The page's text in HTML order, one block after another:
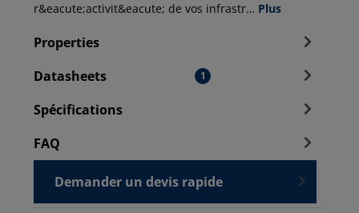
r&eacute;activit&eacute; de vos infrastr… Plus
Properties
Datasheets
1
Spécifications
FAQ
Demander un devis rapide